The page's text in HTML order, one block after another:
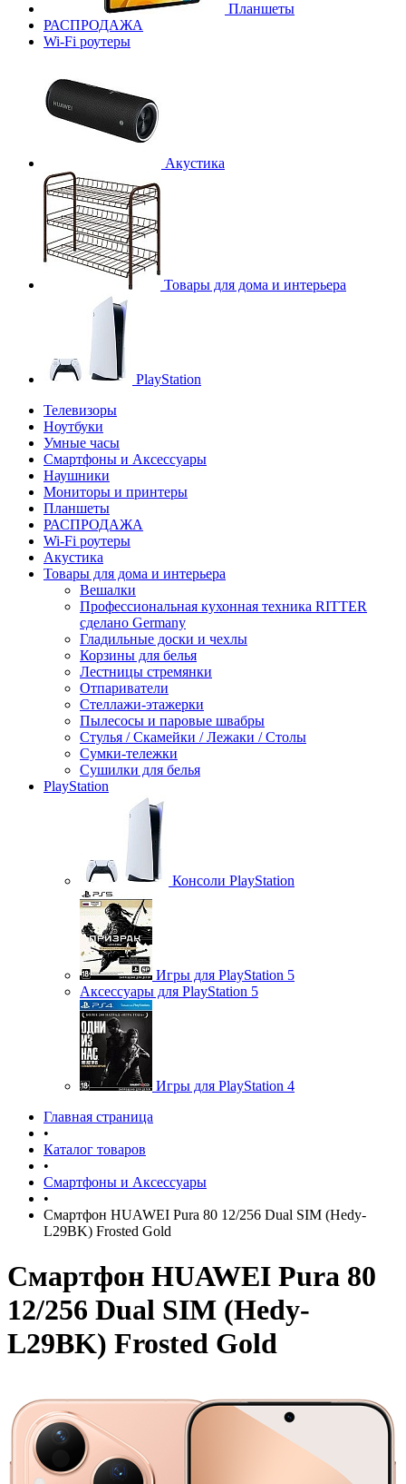
Планшеты
РАСПРОДАЖА
Wi-Fi роутеры
Акустика
Товары для дома и интерьера
PlayStation
Телевизоры
Ноутбуки
Умные часы
Смартфоны и Аксессуары
Наушники
Мониторы и принтеры
Планшеты
РАСПРОДАЖА
Wi-Fi роутеры
Акустика
Товары для дома и интерьера
Вешалки
Профессиональная кухонная техника RITTER
сделано Germany
Гладильные доски и чехлы
Корзины для белья
Лестницы стремянки
Отпариватели
Стеллажи-этажерки
Пылесосы и паровые швабры
Стулья / Скамейки / Лежаки / Столы
Сумки-тележки
Сушилки для белья
PlayStation
Консоли PlayStation
Игры для PlayStation 5
Аксессуары для PlayStation 5
Игры для PlayStation 4
Главная страница
•
Каталог товаров
•
Смартфоны и Аксессуары
•
Смартфон HUAWEI Pura 80 12/256 Dual SIM (Hedy-
L29BK) Frosted Gold
Смартфон HUAWEI Pura 80
12/256 Dual SIM (Hedy-
L29BK) Frosted Gold